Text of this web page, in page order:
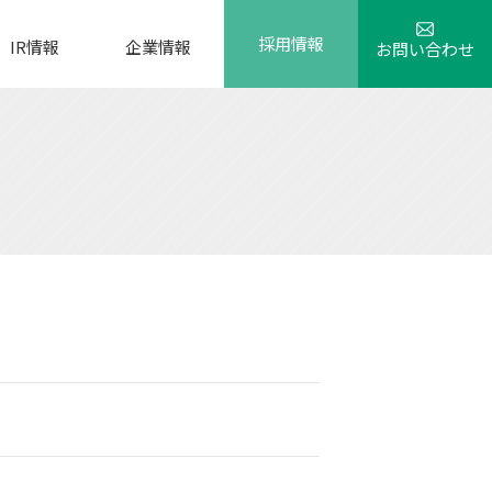
IR情報 企業情報 採用情報 お問い合わせ